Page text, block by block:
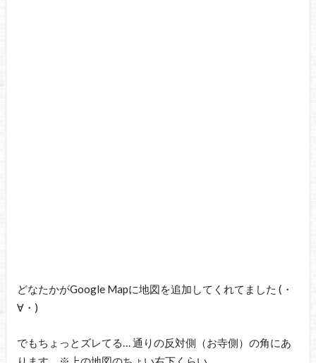
どなたかがGoogle Mapに地図を追加してくれてました (・
∀・)
でもちょっとズレてる… 通りの反対側（お寺側）の角にあ